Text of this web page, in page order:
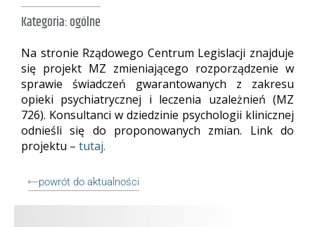
Kategoria:ogólne
Na stronie Rządowego Centrum Legislacji znajduje
się projekt MZ zmieniającego rozporządzenie w
sprawie świadczeń gwarantowanych z zakresu
opieki psychiatrycznej i leczenia uzależnień (MZ
726). Konsultanci w dziedzinie psychologii klinicznej
odnieśli się do proponowanych zmian. Link do
projektu – tutaj.
powrót do aktualności